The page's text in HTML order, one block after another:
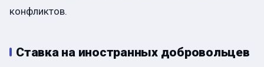
конфликтов.
Ставка на иностранных добровольцев